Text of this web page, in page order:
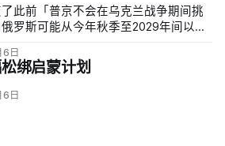
此前「普京不会在乌克兰战争期间挑
罗斯可能从今年秋季至2029年间以网
但风险随时间上升；俄军导弹落入波
已被视为前兆。
6日
绑启蒙计划
6日